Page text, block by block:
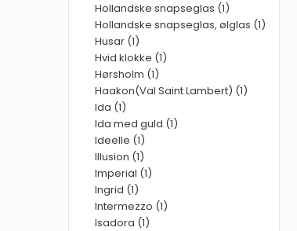
Hollandske snapseglas (1)
Hollandske snapseglas, ølglas (1)
Husar (1)
Hvid klokke (1)
Hørsholm (1)
Haakon(Val Saint Lambert) (1)
Ida (1)
Ida med guld (1)
Ideelle (1)
Illusion (1)
Imperial (1)
Ingrid (1)
Intermezzo (1)
Isadora (1)